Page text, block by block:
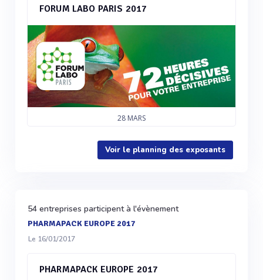
FORUM LABO PARIS 2017
28 MARS
Voir le planning des exposants
54 entreprises participent à l'évènement
PHARMAPACK EUROPE 2017
Le 16/01/2017
PHARMAPACK EUROPE 2017